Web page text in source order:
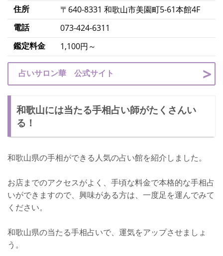
住所
〒640-8331 和歌山市美園町5-61本館4F
電話
073-424-6311
鑑定料金
1,100円～
占いサロン華 公式サイト
和歌山には当たる手相占い師がたくさんい
る！
和歌山県の手相ができる人気の占い館を紹介しました。
お店までのアクセスがよく、手頃な料金で本格的な手相占
いができますので、興味がある方は、一度足を運んでみて
ください。
和歌山県の当たる手相占いで、運気をアップさせましょ
う。